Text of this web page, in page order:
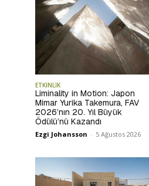
ETKİNLİK
Liminality in Motion: Japon
Mimar Yurika Takemura, FAV
2026’nın 20. Yıl Büyük
Ödülü’nü Kazandı
Ezgi Johansson - 5 Ağustos 2026